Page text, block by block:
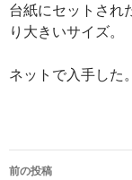
台紙にセットされ
り大きいサイズ。
ネットで入手した。
投
前の投稿